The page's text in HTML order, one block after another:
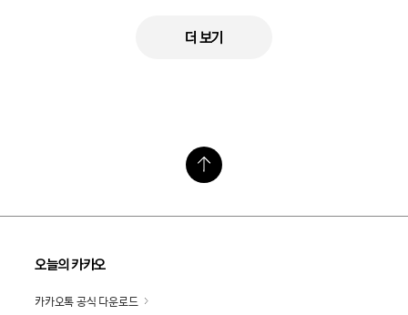
더 보기
오늘의 카카오
카카오톡 공식 다운로드